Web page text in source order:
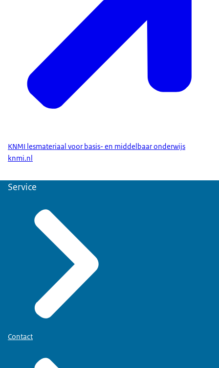
KNMI lesmateriaal voor basis- en middelbaar onderwijs
knmi.nl
Service
Contact